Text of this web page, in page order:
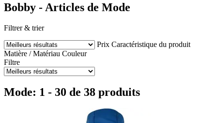
Bobby - Articles de Mode
Filtrer & trier
Prix Caractéristique du produit
Matière / Matériau Couleur
Filtre
Mode: 1 - 30 de 38 produits